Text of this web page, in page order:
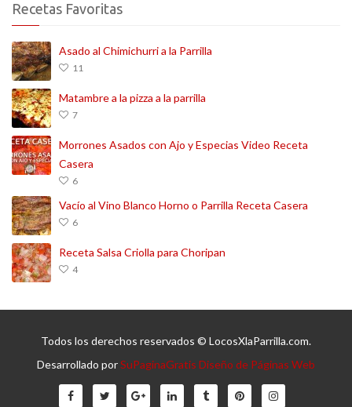
Recetas Favoritas
Asado al Chimichurri a la Parrilla
11
Matambre a la pizza a la parrilla
7
Morrones Asados con Ajo y Especias Video Receta
Casera
6
Vacío al Vino Blanco Horno o Parrilla Receta Casera
6
Receta Salsa Criolla para Choripan
4
Todos los derechos reservados © LocosXlaParrilla.com.
Desarrollado porSuPaginaGratis Diseño de Páginas Web